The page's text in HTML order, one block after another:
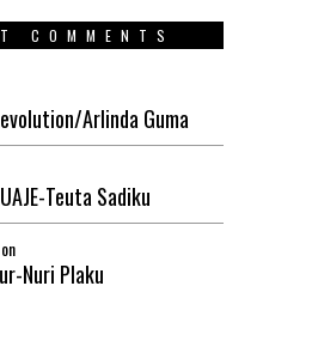
COMMENTS
Arlinda Guma
Teuta Sadiku
on
Nuri Plaku